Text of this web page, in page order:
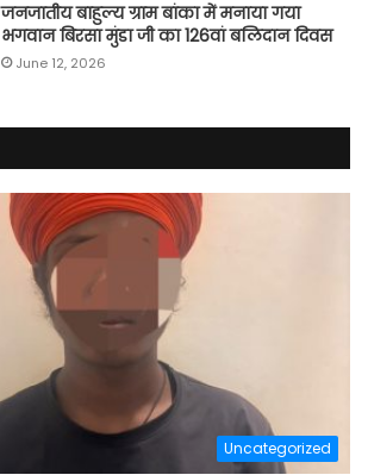
जनजातीय बाहुल्य ग्राम बांका में मनाया गया
भगवान बिरसा मुंडा जी का 126वां बलिदान दिवस
June 12, 2026
Uncategorized